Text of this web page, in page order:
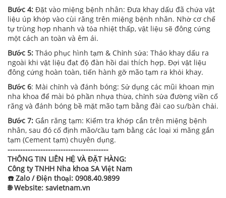
Bước 4: Đặt vào miệng bệnh nhân: Đưa khay dấu đã chứa vật
liệu úp khớp vào cùi răng trên miệng bệnh nhân. Nhờ cơ chế
tự trùng hợp nhanh và tỏa nhiệt thấp, vật liệu sẽ đông cứng
một cách an toàn và êm ái.
Bước 5: Tháo phục hình tạm & Chỉnh sửa: Tháo khay dấu ra
ngoài khi vật liệu đạt độ đàn hồi dai thích hợp. Đợi vật liệu
đông cứng hoàn toàn, tiến hành gỡ mão tạm ra khỏi khay.
Bước 6: Mài chỉnh và đánh bóng: Sử dụng các mũi khoan mịn
nha khoa để mài bỏ phần nhựa thừa, chỉnh sửa đường viền cổ
răng và đánh bóng bề mặt mão tạm bằng đài cao su/bàn chải.
Bước 7: Gắn răng tạm: Kiểm tra khớp cắn trên miệng bệnh
nhân, sau đó cố định mão/cầu tạm bằng các loại xi măng gắn
tạm (Cement tạm) chuyên dụng.
----------------------------------------
THÔNG TIN LIÊN HỆ VÀ ĐẶT HÀNG:
Công ty TNHH Nha khoa SA Việt Nam
☎️ Zalo / Điện thoại: 0908.40.9899
🌐 Website: savietnam.vn